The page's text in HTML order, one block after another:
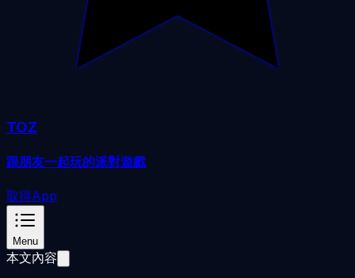
TOZ
跟朋友一起玩的派對遊戲
取得App
Menu
本文內容